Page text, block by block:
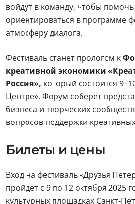
войдут в команду, чтобы помочь
ориентироваться в программе
атмосферу диалога.
Фестиваль станет прологом к
креативной экономики
Россия», который состоится
Центре». Форум соберёт
бизнеса и творческих
вопросов поддержки
Билеты и цены
Вход на фестиваль «Друзья
пройдет с 9 по 12 октября 2025
культурных площадках Санкт-